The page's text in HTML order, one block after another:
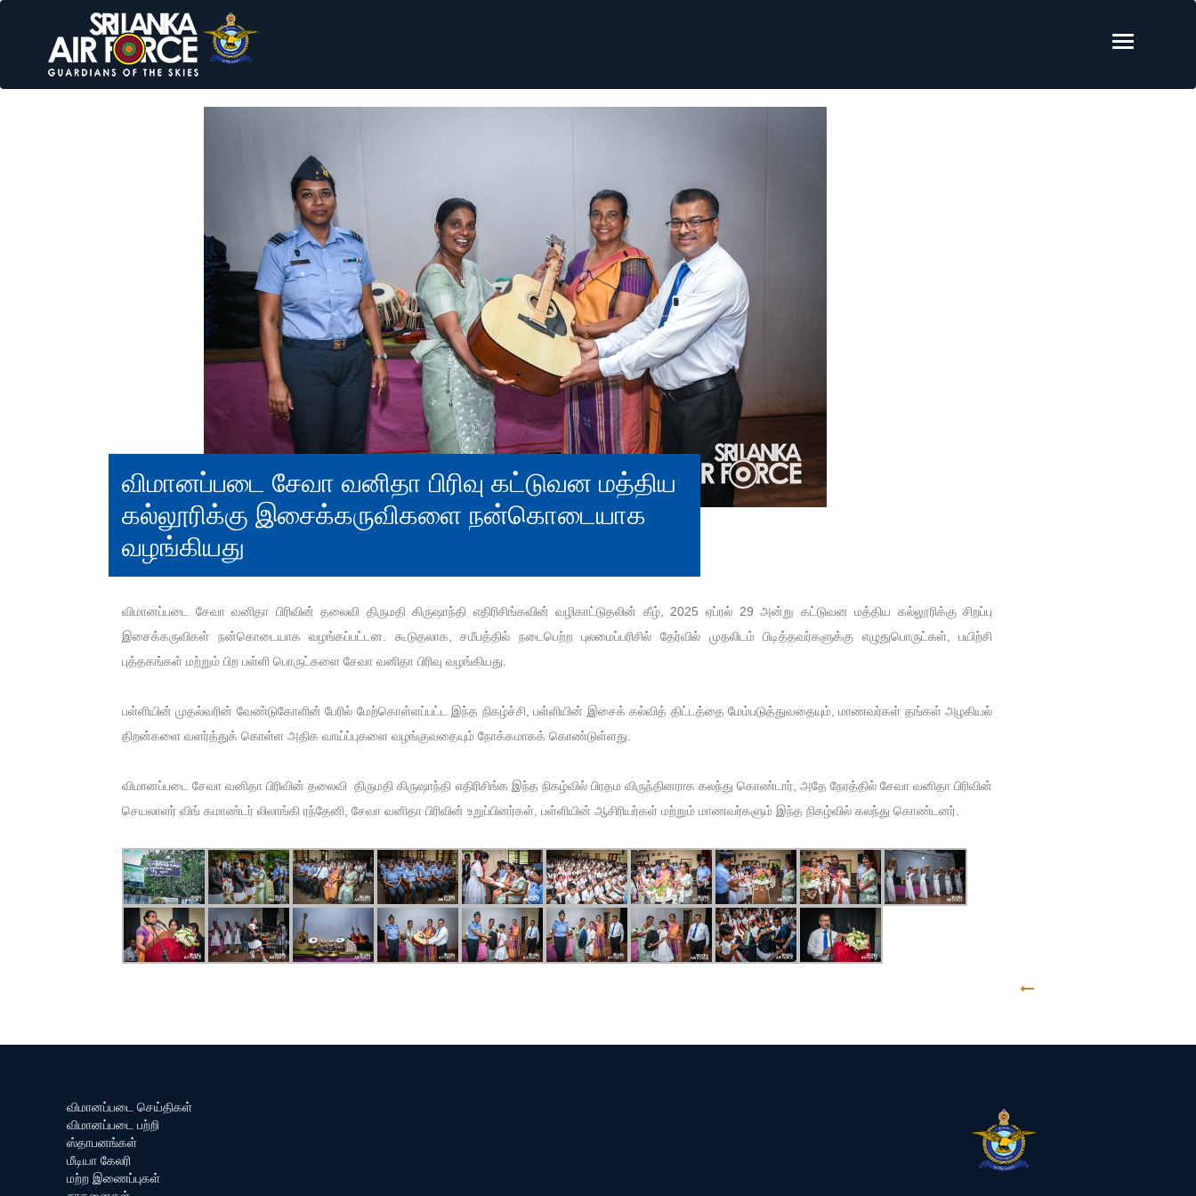
விமானப்படை சேவா வனிதா பிரிவு கட்டுவன மத்திய
கல்லூரிக்கு இசைக்கருவிகளை நன்கொடையாக
வழங்கியது
விமானப்படை சேவா வனிதா பிரிவின் தலைவி திருமதி கிருஷாந்தி எதிரிசிங்கவின் வழிகாட்டுதலின் கீழ், 2025 ஏப்ரல் 29 அன்று கட்டுவன மத்திய கல்லூரிக்கு சிறப்பு
இசைக்கருவிகள் நன்கொடையாக வழங்கப்பட்டன. கூடுதலாக, சமீபத்தில் நடைபெற்ற புலமைப்பரிசில் தேர்வில் முதலிடம் பிடித்தவர்களுக்கு எழுதுபொருட்கள், பயிற்சி
புத்தகங்கள் மற்றும் பிற பள்ளி பொருட்களை சேவா வனிதா பிரிவு வழங்கியது.
பள்ளியின் முதல்வரின் வேண்டுகோளின் பேரில் மேற்கொள்ளப்பட்ட இந்த நிகழ்ச்சி, பள்ளியின் இசைக் கல்வித் திட்டத்தை மேம்படுத்துவதையும், மாணவர்கள் தங்கள் அழகியல்
திறன்களை வளர்த்துக் கொள்ள அதிக வாய்ப்புகளை வழங்குவதையும் நோக்கமாகக் கொண்டுள்ளது.
விமானப்படை சேவா வனிதா பிரிவின் தலைவி திருமதி கிருஷாந்தி எதிரிசிங்க இந்த நிகழ்வில் பிரதம விருந்தினராக கலந்து கொண்டார், அதே நேரத்தில் சேவா வனிதா பிரிவின்
செயலாளர் விங் கமாண்டர் லிலாங்கி ரந்தேனி, சேவா வனிதா பிரிவின் உறுப்பினர்கள், பள்ளியின் ஆசிரியர்கள் மற்றும் மாணவர்களும் இந்த நிகழ்வில் கலந்து கொண்டனர்.
விமானப்படை செய்திகள்
விமானப்படை பற்றி
ஸ்தாபனங்கள்
மீடியா கேலரி
மற்ற இணைப்புகள்